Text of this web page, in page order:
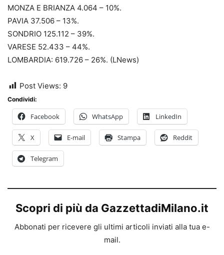
MONZA E BRIANZA 4.064 – 10%.
PAVIA 37.506 – 13%.
SONDRIO 125.112 – 39%.
VARESE 52.433 – 44%.
LOMBARDIA: 619.726 – 26%. (LNews)
Post Views: 9
Condividi:
Facebook WhatsApp LinkedIn
X E-mail Stampa Reddit
Telegram
Scopri di più da GazzettadiMilano.it
Abbonati per ricevere gli ultimi articoli inviati alla tua e-
mail.